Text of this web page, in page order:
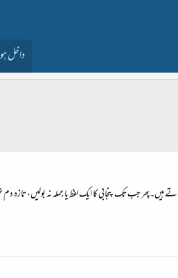
داخل
ہیں۔پھر جب تک پنجابی کا ایک لفظ یا جملہ نہ بولیں، تازہ